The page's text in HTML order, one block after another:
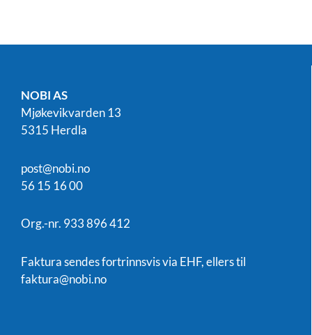
NOBI AS
Mjøkevikvarden 13
5315 Herdla
post@nobi.no
56 15 16 00
Org.-nr. 933 896 412
Faktura sendes fortrinnsvis via EHF, ellers til
faktura@nobi.no